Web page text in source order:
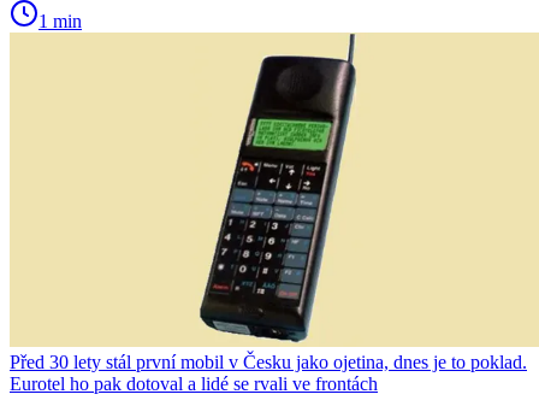
1 min
Před 30 lety stál první mobil v Česku jako ojetina, dnes je to poklad.
Eurotel ho pak dotoval a lidé se rvali ve frontách